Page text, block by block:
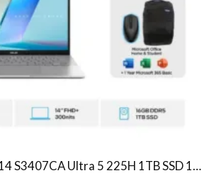
ASUS Vivobook S14 S3407CA Ultra 5 225H 1TB SSD 16GB WUXGA IPS Win11+OHS